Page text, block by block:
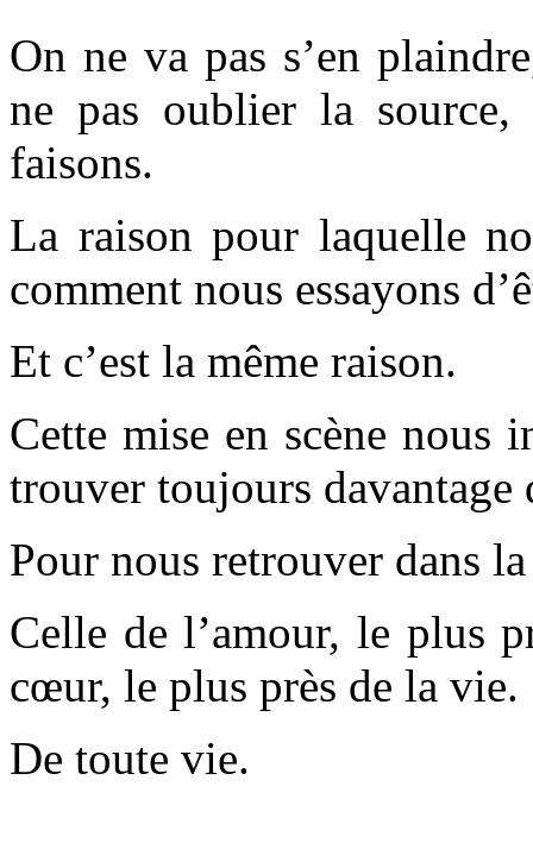
On ne va pas s’en
ne pas oublier la
faisons.
La raison pour laquelle
comment nous essayons
Et c’est la même raison.
Cette mise en scène nous
trouver toujours davantage
Pour nous retrouver dans
Celle de l’amour, le plus
cœur, le plus près de la vie.
De toute vie.